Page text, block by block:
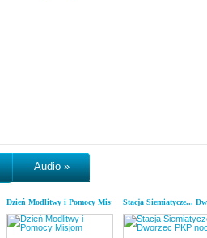
Audio »
Dzień Modlitwy i Pomocy MisjomStacja Siemiatycze...